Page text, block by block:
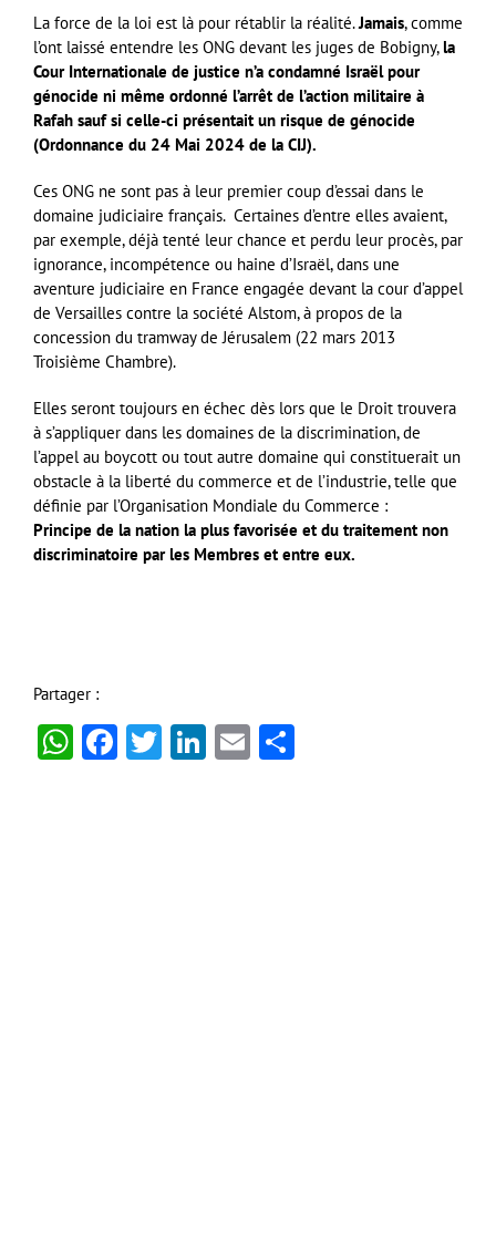
La force de la loi est là pour rétablir la réalité.Jamais, comme
l’ont laissé entendre les ONG devant les juges de Bobigny, la
Cour Internationale de justice n’a condamné Israël pour
génocide ni même ordonné l’arrêt de l’action militaire à
Rafah sauf si celle-ci présentait un risque de génocide
(Ordonnance du 24 Mai 2024 de la CIJ).
Ces ONG ne sont pas à leur premier coup d’essai dans le
domaine judiciaire français. Certaines d’entre elles avaient,
par exemple, déjà tenté leur chance et perdu leur procès, par
ignorance, incompétence ou haine d’Israël, dans une
aventure judiciaire en France engagée devant la cour d’appel
de Versailles contre la société Alstom, à propos de la
concession du tramway de Jérusalem (22 mars 2013
Troisième Chambre).
Elles seront toujours en échec dès lors que le Droit trouvera
à s’appliquer dans les domaines de la discrimination, de
l’appel au boycott ou tout autre domaine qui constituerait un
obstacle à la liberté du commerce et de l’industrie, telle que
définie par l’Organisation Mondiale du Commerce :
Principe de la nation la plus favorisée et du traitement non
discriminatoire par les Membres et entre eux.
Partager :
WhatsApp
Facebook
Twitter
LinkedIn
Email